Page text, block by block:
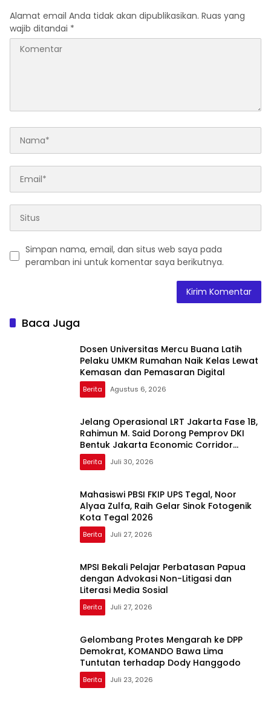
Alamat email Anda tidak akan dipublikasikan. Ruas yang
wajib ditandai *
Simpan nama, email, dan situs web saya pada
peramban ini untuk komentar saya berikutnya.
Baca Juga
Dosen Universitas Mercu Buana Latih
Pelaku UMKM Rumahan Naik Kelas Lewat
Kemasan dan Pemasaran Digital
Berita Agustus 6, 2026
Jelang Operasional LRT Jakarta Fase 1B,
Rahimun M. Said Dorong Pemprov DKI
Bentuk Jakarta Economic Corridor
Initiative
Berita Juli 30, 2026
Mahasiswi PBSI FKIP UPS Tegal, Noor
Alyaa Zulfa, Raih Gelar Sinok Fotogenik
Kota Tegal 2026
Berita Juli 27, 2026
MPSI Bekali Pelajar Perbatasan Papua
dengan Advokasi Non-Litigasi dan
Literasi Media Sosial
Berita Juli 27, 2026
Gelombang Protes Mengarah ke DPP
Demokrat, KOMANDO Bawa Lima
Tuntutan terhadap Dody Hanggodo
Berita Juli 23, 2026